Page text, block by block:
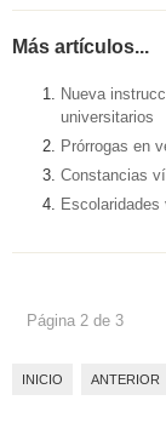
Más artículos...
Nueva
universitarios
Prórrogas en
Constancias
Escolaridades
Página 2 de 3
INICIO ANTERIOR